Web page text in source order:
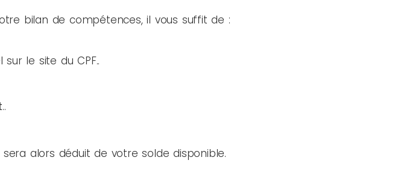
bilan de compétences, il vous suffit de :
le site du CPF.
.
sera alors déduit de votre solde disponible.